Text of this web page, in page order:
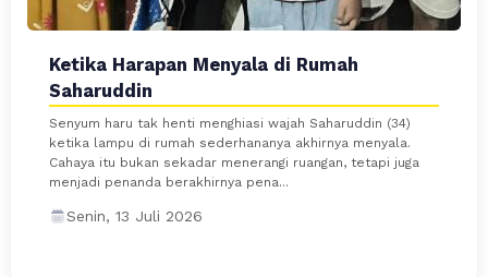
Ketika Harapan Menyala di Rumah
Saharuddin
Senyum haru tak henti menghiasi wajah Saharuddin (34)
ketika lampu di rumah sederhananya akhirnya menyala.
Cahaya itu bukan sekadar menerangi ruangan, tetapi juga
menjadi penanda berakhirnya pena...
Senin, 13 Juli 2026